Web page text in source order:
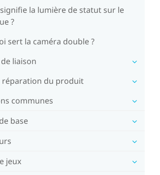
la lumière de statut sur le
?
sert la caméra double ?
liaison
réparation du produit
communes
base
jeux